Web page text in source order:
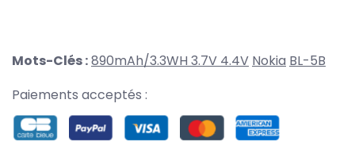
Mots-Clés :890mAh/3.3WH 3.7V 4.4V Nokia BL-5B
Paiements acceptés :